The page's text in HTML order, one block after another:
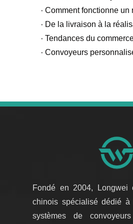
Comment fonctionne un
Tendances du
Convoyeurs
Fondé en 2004, Longwei
chinois spécialisé dédié
systèmes de convoyeurs